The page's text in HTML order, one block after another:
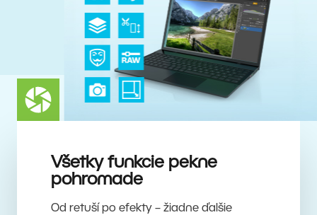
Všetky funkcie pekne
pohromade
Od retuší po efekty – žiadne ďalšie